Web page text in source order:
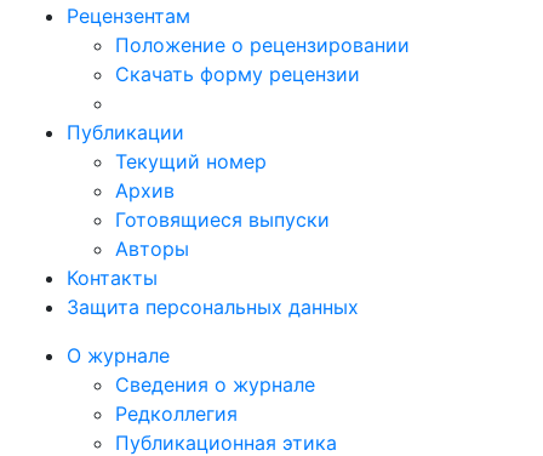
Рецензентам
Положение о рецензировании
Скачать форму рецензии
Публикации
Текущий номер
Архив
Готовящиеся выпуски
Авторы
Контакты
Защита персональных данных
О журнале
Сведения о журнале
Редколлегия
Публикационная этика